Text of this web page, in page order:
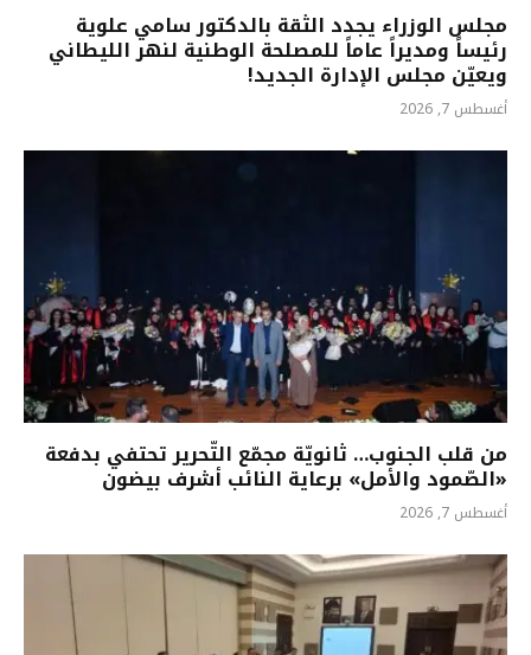
مجلس الوزراء يجدد الثقة بالدكتور سامي علوية
رئيساً ومديراً عاماً للمصلحة الوطنية لنهر الليطاني
ويعيّن مجلس الإدارة الجديد!
أغسطس 7, 2026
من قلب الجنوب… ثانويّة مجمّع التّحرير تحتفي بدفعة
«الصّمود والأمل» برعاية النائب أشرف بيضون
أغسطس 7, 2026